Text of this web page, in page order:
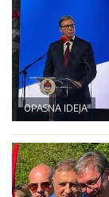
OPASNA IDEJA